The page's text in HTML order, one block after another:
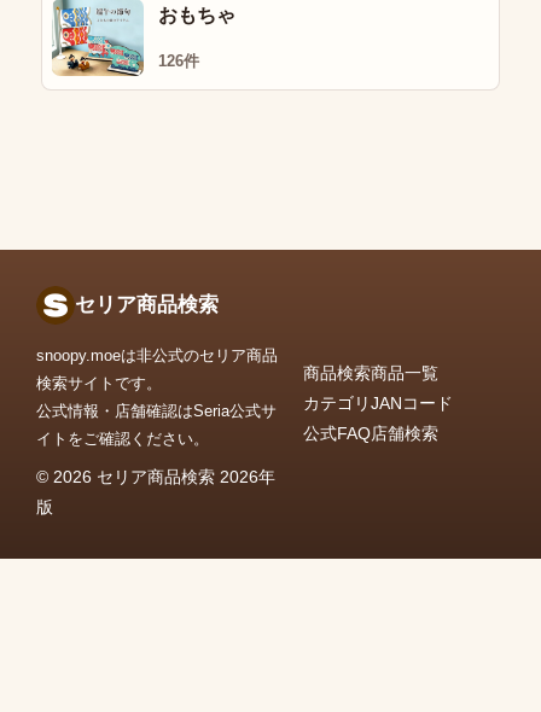
おもちゃ
126件
セリア商品検索
snoopy.moeは非公式のセリア商品
検索サイトです。
公式情報・店舗確認はSeria公式サ
イトをご確認ください。
© 2026 セリア商品検索 2026年
版
商品検索商品一覧
カテゴリJANコード
公式FAQ店舗検索